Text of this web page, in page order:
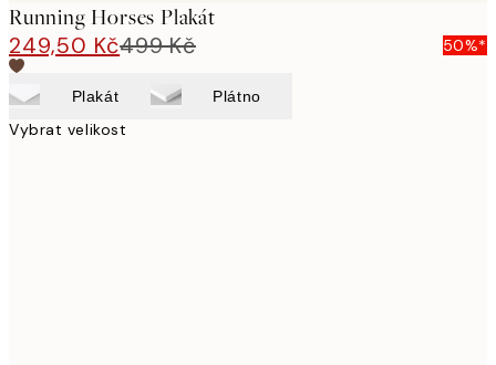
Running Horses Plakát
249,50 Kč499 Kč 50%*
Plakát Plátno
Vybrat velikost